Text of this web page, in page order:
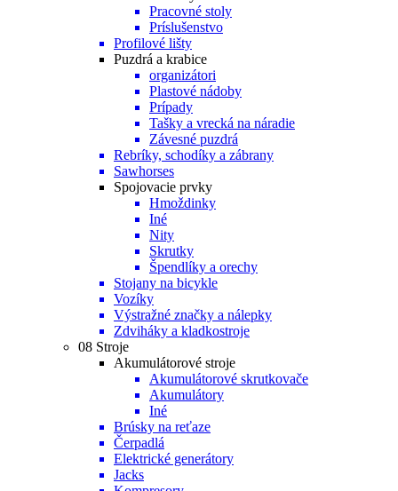
Pracovné stoly
Príslušenstvo
Profilové lišty
Puzdrá a krabice
organizátori
Plastové nádoby
Prípady
Tašky a vrecká na náradie
Závesné puzdrá
Rebríky, schodíky a zábrany
Sawhorses
Spojovacie prvky
Hmoždinky
Iné
Nity
Skrutky
Špendlíky a orechy
Stojany na bicykle
Vozíky
Výstražné značky a nálepky
Zdviháky a kladkostroje
08 Stroje
Akumulátorové stroje
Akumulátorové skrutkovače
Akumulátory
Iné
Brúsky na reťaze
Čerpadlá
Elektrické generátory
Jacks